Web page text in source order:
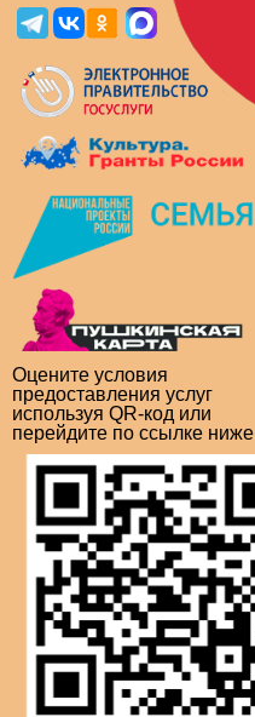
Оцените условия
предоставления услуг
используя QR-код или
перейдите по ссылке ниже